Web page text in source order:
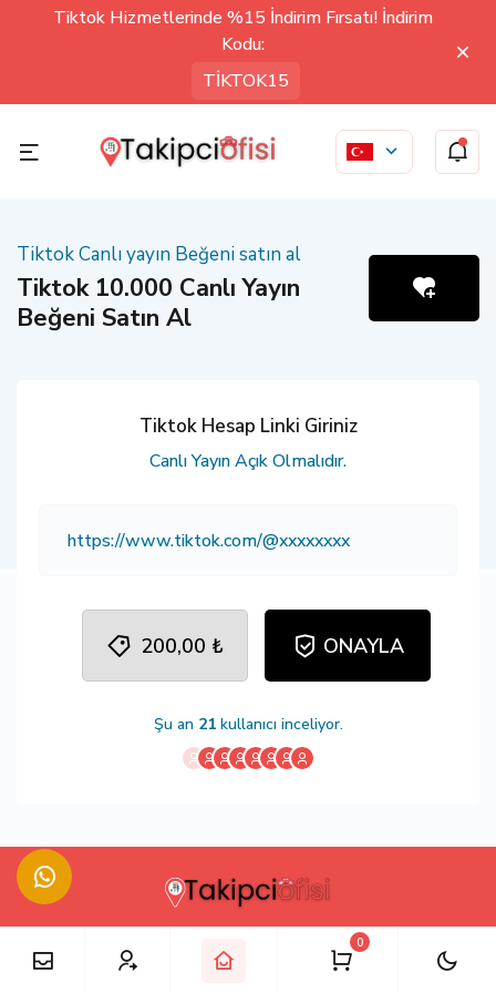
Tiktok Hizmetlerinde %15 İndirim Fırsatı! İndirim
Kodu:
TİKTOK15
0
Tiktok Canlı yayın Beğeni satın al
Tiktok 10.000 Canlı Yayın
Beğeni Satın Al
Tiktok Hesap Linki Giriniz
Canlı Yayın Açık Olmalıdır.
200,00 ₺ ONAYLA
Şu an 21kullanıcı inceliyor.